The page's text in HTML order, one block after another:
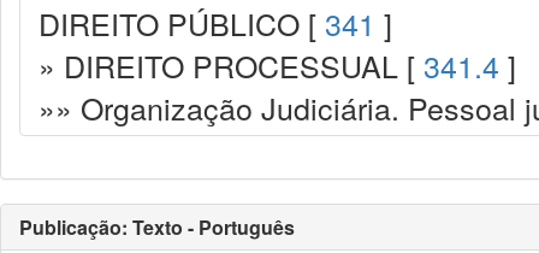
DIREITO PÚBLICO [ 341 ]
» DIREITO PROCESSUAL [ 341.4 ]
»» Organização Judiciária. Pessoal
Publicação: Texto - Português